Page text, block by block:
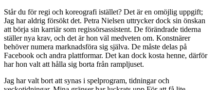
Står du för regi och koreografi istället? Det är en omöjlig uppgift;
Jag har aldrig försökt det. Petra Nielsen uttrycker dock sin önskan
att börja sin karriär som regissörsassistent. De förändrade tiderna
ställer nya krav, och det är hon väl medveten om. Konstnärer
behöver numera marknadsföra sig själva. De måste delas på
Facebook och andra plattformar. Det kan dock kosta henne, därför
har hon valt att hålla sig borta från rampljuset.
Jag har valt bort att synas i spelprogram, tidningar och